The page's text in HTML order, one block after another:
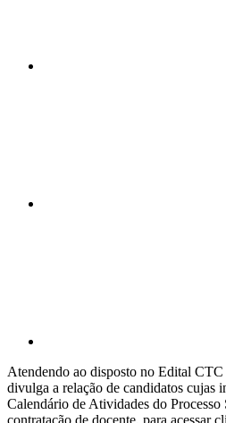
Atendendo ao disposto no Edital
divulga a relação de candidatos cujas
Calendário de Atividades do Processo
contratação de docente, para acessar